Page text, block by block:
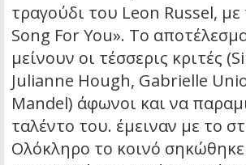
τραγούδι του Leon Russel, με
Song For You». Το
μείνουν οι τέσσερις κριτές
Julianne Hough, Gabrielle
Mandel) άφωνοι και να
ταλέντο του. έμειναν με το
Ολόκληρο το κοινό σηκώθηκε